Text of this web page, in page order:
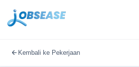
Kembali ke Pekerjaan
Buat profil Anda untuk membuka